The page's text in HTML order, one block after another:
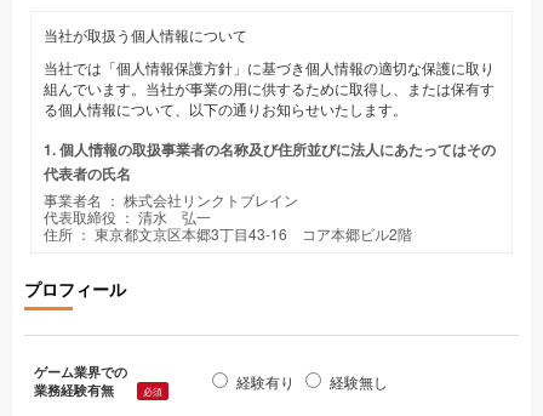
当社が取扱う個人情報について
当社では「個人情報保護方針」に基づき個人情報の適切な保護に取り
組んでいます。当社が事業の用に供するために取得し、または保有す
る個人情報について、以下の通りお知らせいたします。
1. 個人情報の取扱事業者の名称及び住所並びに法人にあたってはその
代表者の氏名
事業者名 ： 株式会社リンクトブレイン
代表取締役 ： 清水 弘一
住所 ： 東京都文京区本郷3丁目43-16 コア本郷ビル2階
及び連絡先
個人情報保護管理者 ： 白石 朝基
電子メール ： info@linkedbrain.jp
3. 個人情報の利用目的
プロフィール
ゲーム業界での
業務経験有無
必須 経験有り 経験無し